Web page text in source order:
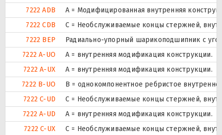
7222 ADB
A = Модифицированная внутренняя
7222 CDB
С = Необслуживаемые концы стержней,
7222 BEP
Радиально-упорный шарикоподшипник с
7222 A-UO
A = внутренняя модификация конструкции.
7222 A-UX
A = внутренняя модификация конструкции.
7222 B-UO
B = однокомпонентное ребристое
7222 C-UD
С = Необслуживаемые концы стержней,
7222 A-UD
A = внутренняя модификация конструкции.
7222 C-UX
С = Необслуживаемые концы стержней,